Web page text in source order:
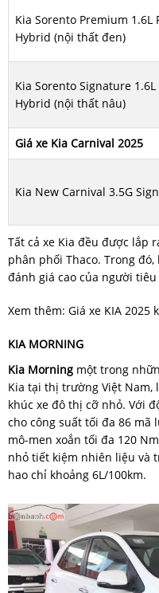
Kia Sorento Premium 1.6L
Hybrid (nội thất đen)
Kia Sorento Signature 1.6L
Hybrid (nội thất nâu)
Giá xe Kia Carnival 2025
Kia New Carnival 3.5G
Tất cả xe Kia đều được lắp
phân phối Thaco. Trong
đánh giá cao của người
Xem thêm: Giá xe KIA
KIA MORNING
Kia Morning một trong
Kia tại thị trường Việt
khúc xe đô thị cỡ nhỏ. Với
cho công suất tối đa 86 mã
mô-men xoắn tối đa 120
nhỏ tiết kiệm nhiên liệu và
hao chỉ khoảng 6L/100km.